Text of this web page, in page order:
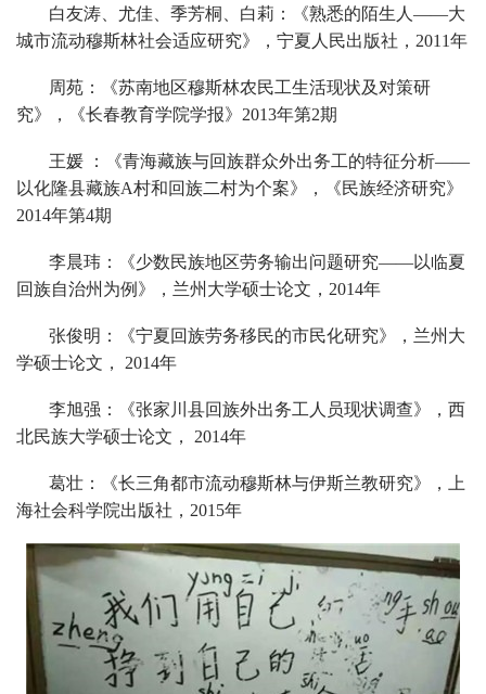
白友涛、尤佳、季芳桐、白莉：《熟悉的陌生人——大
城市流动穆斯林社会适应研究》，宁夏人民出版社，2011年
周苑：《苏南地区穆斯林农民工生活现状及对策研
究》，《长春教育学院学报》2013年第2期
王媛 ：《青海藏族与回族群众外出务工的特征分析——
以化隆县藏族A村和回族二村为个案》，《民族经济研究》
2014年第4期
李晨玮：《少数民族地区劳务输出问题研究——以临夏
回族自治州为例》，兰州大学硕士论文，2014年
张俊明：《宁夏回族劳务移民的市民化研究》，兰州大
学硕士论文， 2014年
李旭强：《张家川县回族外出务工人员现状调查》，西
北民族大学硕士论文， 2014年
葛壮：《长三角都市流动穆斯林与伊斯兰教研究》，上
海社会科学院出版社，2015年